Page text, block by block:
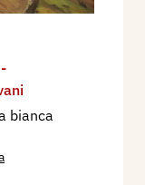
bianca